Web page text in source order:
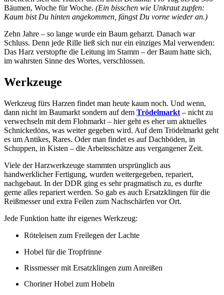
Bäumen, Woche für Woche. (Ein bisschen wie Unkraut zupfen:
Kaum bist Du hinten angekommen, fängst Du vorne wieder an.)
Zehn Jahre – so lange wurde ein Baum geharzt. Danach war
Schluss. Denn jede Rille ließ sich nur ein einziges Mal verwenden:
Das Harz verstopfte die Leitung im Stamm – der Baum hatte sich,
im wahrsten Sinne des Wortes, verschlossen.
Werkzeuge
Werkzeug fürs Harzen findet man heute kaum noch. Und wenn,
dann nicht im Baumarkt sondern auf dem Trödelmarkt – nicht zu
verwechseln mit dem Flohmarkt – hier geht es eher um aktuelles
Schnickedöns, was weiter gegeben wird. Auf dem Trödelmarkt geht
es um Antikes, Rares. Oder man findet es auf Dachböden, in
Schuppen, in Kisten – die Arbeitsschätze aus vergangener Zeit.
Viele der Harzwerkzeuge stammten ursprünglich aus
handwerklicher Fertigung, wurden weitergegeben, repariert,
nachgebaut. In der DDR ging es sehr pragmatisch zu, es durfte
gerne alles repariert werden. So gab es auch Ersatzklingen für die
Reißmesser und extra Feilen zum Nachschärfen vor Ort.
Jede Funktion hatte ihr eigenes Werkzeug:
Röteleisen zum Freilegen der Lachte
Hobel für die Tropfrinne
Rissmesser mit Ersatzklingen zum Anreißen
Choriner Hobel zum Hobeln